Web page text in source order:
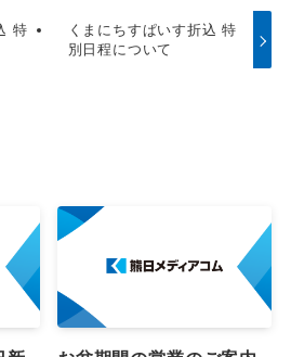
特
くまにちすぱいす折込 特
別日程について